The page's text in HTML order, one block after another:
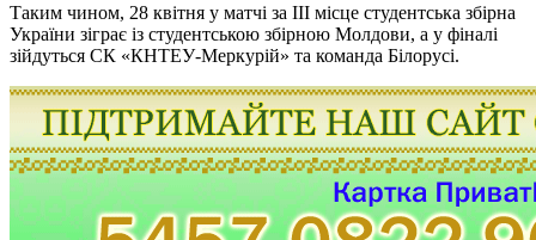
Таким чином, 28 квітня у матчі за ІІІ місце студентська збірна
України зіграє із студентською збірною Молдови, а у фіналі
зійдуться СК «КНТЕУ-Меркурій» та команда Білорусі.